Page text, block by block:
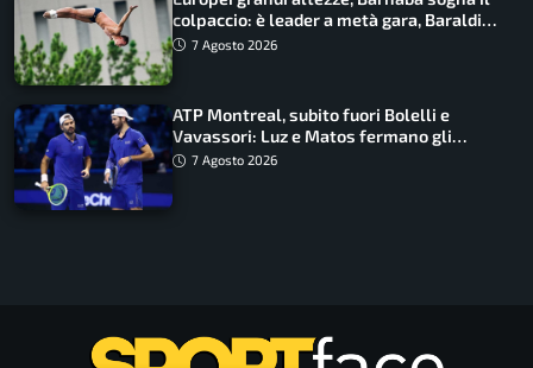
colpaccio: è leader a metà gara, Baraldi
ancora in corsa
7 Agosto 2026
ATP Montreal, subito fuori Bolelli e
Vavassori: Luz e Matos fermano gli
azzurri
7 Agosto 2026